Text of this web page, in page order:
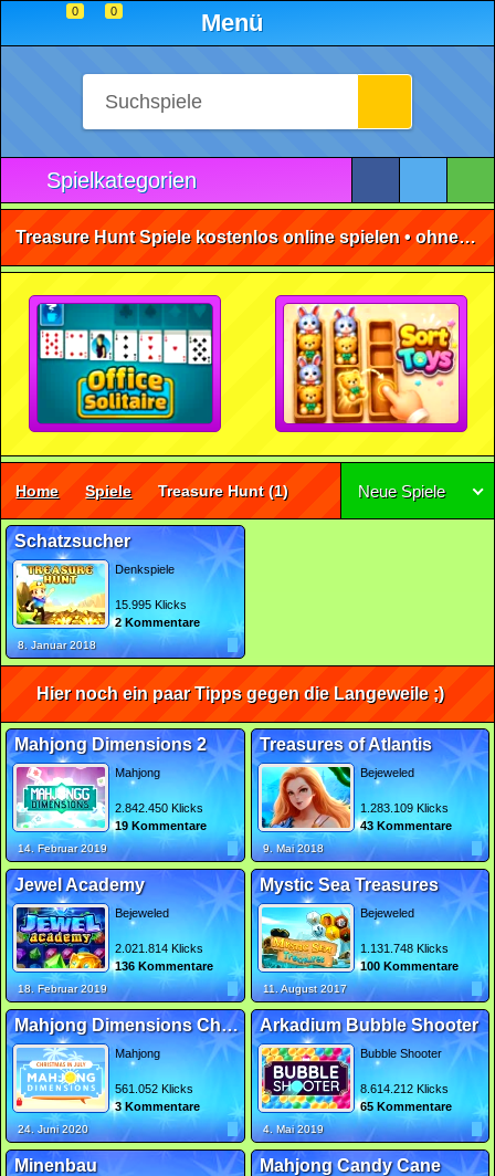
0 0 Menü
Spielkategorien
Treasure Hunt Spiele kostenlos online spielen • ohne Anmeldung 🕹️
Home Spiele Treasure Hunt(1) Neue Spiele
Schatzsucher
Denkspiele
15.995 Klicks
2 Kommentare
8. Januar 2018
Hier noch ein paar Tipps gegen die Langeweile ;)
Mahjong Dimensions 2
Mahjong
2.842.450 Klicks
19 Kommentare
14. Februar 2019
Treasures of Atlantis
Bejeweled
1.283.109 Klicks
43 Kommentare
9. Mai 2018
Jewel Academy
Bejeweled
2.021.814 Klicks
136 Kommentare
18. Februar 2019
Mystic Sea Treasures
Bejeweled
1.131.748 Klicks
100 Kommentare
11. August 2017
Mahjong Dimensions Christmas in July
Mahjong
561.052 Klicks
3 Kommentare
24. Juni 2020
Arkadium Bubble Shooter
Bubble Shooter
8.614.212 Klicks
65 Kommentare
4. Mai 2019
Minenbau Mahjong Candy Cane